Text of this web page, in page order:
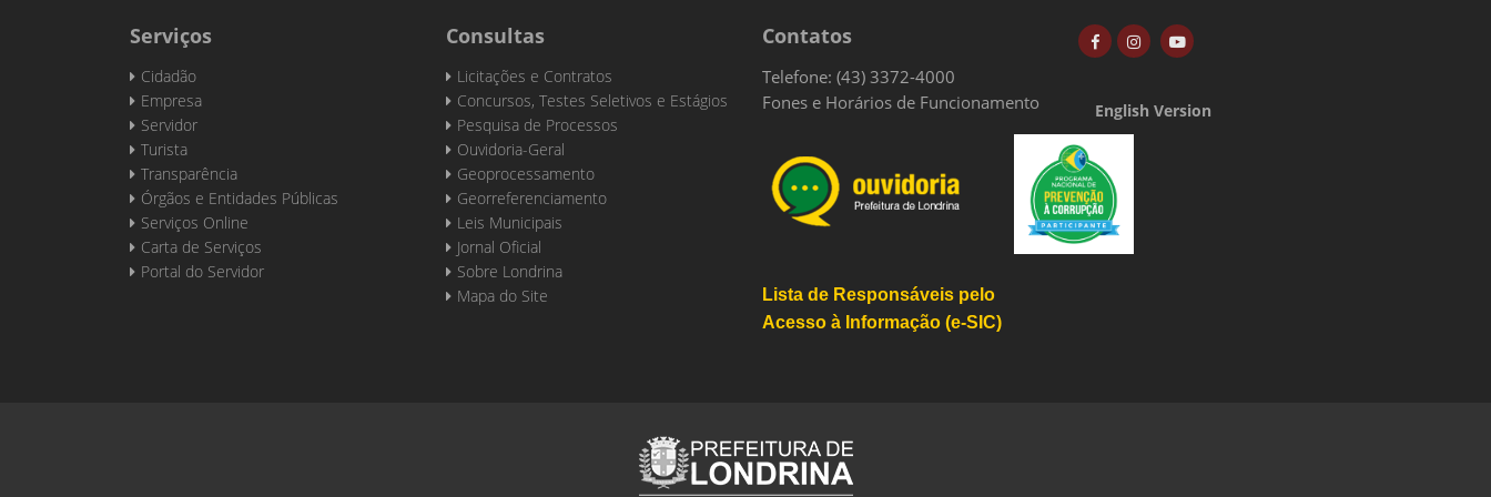
Serviços
Cidadão
Empresa
Servidor
Turista
Transparência
Órgãos e Entidades Públicas
Serviços Online
Carta de Serviços
Portal do Servidor
Consultas
Licitações e Contratos
Concursos, Testes Seletivos e Estágios
Pesquisa de Processos
Ouvidoria-Geral
Geoprocessamento
Georreferenciamento
Leis Municipais
Jornal Oficial
Sobre Londrina
Mapa do Site
Contatos
Telefone: (43) 3372-4000
Fones e Horários de Funcionamento
Lista de Responsáveis pelo
Acesso à Informação (e-SIC)
English Version